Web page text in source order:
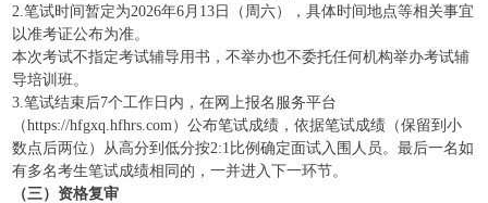
2.笔试时间暂定为2026年6月13日（周六），具体时间地点等相关事宜
以准考证公布为准。
本次考试不指定考试辅导用书，不举办也不委托任何机构举办考试辅
导培训班。
3.笔试结束后7个工作日内，在网上报名服务平台
（https://hfgxq.hfhrs.com）公布笔试成绩，依据笔试成绩（保留到小
数点后两位）从高分到低分按2:1比例确定面试入围人员。最后一名如
有多名考生笔试成绩相同的，一并进入下一环节。
（三）资格复审